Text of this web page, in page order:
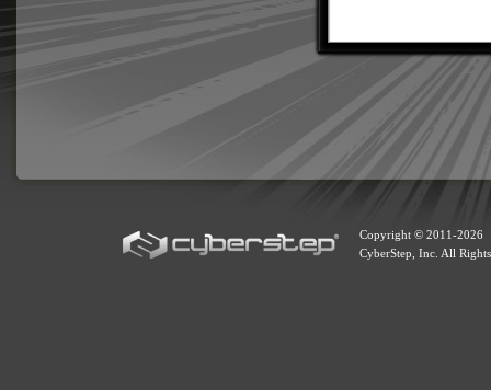
Copyright © 2011-2026
CyberStep, Inc. All